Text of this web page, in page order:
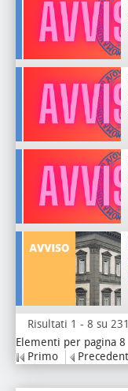
Risultati 1 - 8 su 231
Elementi per pagina 8
Primo